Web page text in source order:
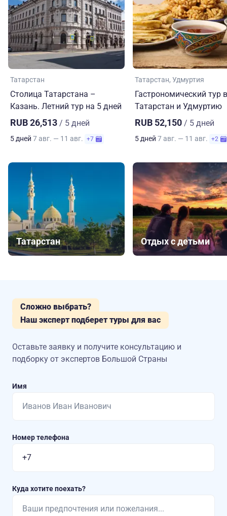
Татарстан
Столица Татарстана –
Казань. Летний тур на 5 дней
RUB 26,513 / 5 дней
5 дней 7 авг. — 11 авг. +7
Татарстан Удмуртия
Гастрономический тур в
Татарстан и Удмуртию
RUB 52,150 / 5 дней
5 дней 7 авг. — 11 авг. +2
Татарстан Отдых с детьми
Сложно выбрать?
Наш эксперт подберет туры для вас
Оставьте заявку и получите консультацию и
подборку от экспертов Большой Страны
Имя
Номер телефона
Куда хотите поехать?